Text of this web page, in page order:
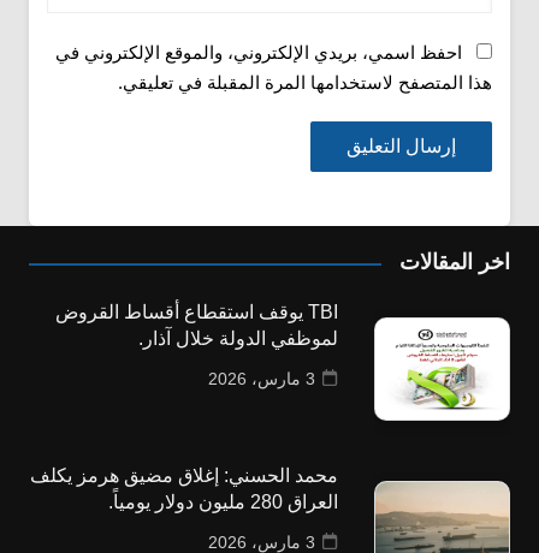
احفظ اسمي، بريدي الإلكتروني، والموقع الإلكتروني في
هذا المتصفح لاستخدامها المرة المقبلة في تعليقي.
اخر المقالات
TBI يوقف استقطاع أقساط القروض
لموظفي الدولة خلال آذار.
3 مارس، 2026
محمد الحسني: إغلاق مضيق هرمز يكلف
العراق 280 مليون دولار يومياً.
3 مارس، 2026